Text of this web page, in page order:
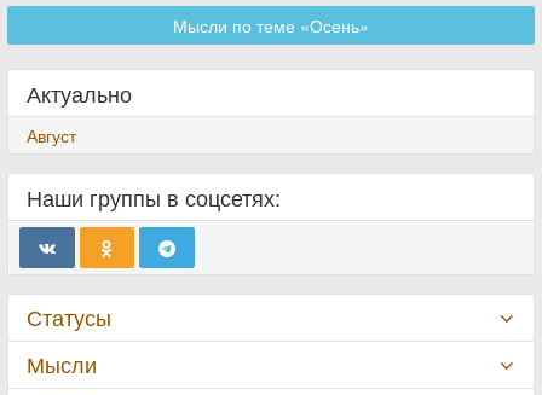
Мысли по теме «Осень»
Актуально
Август
Наши группы в соцсетях:
Статусы
Мысли